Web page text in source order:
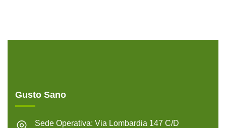
Gusto Sano
Sede Operativa: Via Lombardia 147 C/D